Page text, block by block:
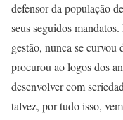
defensor da população
seus seguidos
gestão, nunca se curvou
procurou ao logos dos
desenvolver com
talvez, por tudo isso,